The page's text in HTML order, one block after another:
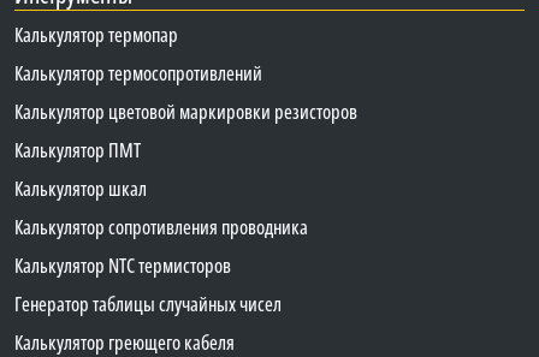
Калькулятор термопар
Калькулятор термосопротивлений
Калькулятор цветовой маркировки резисторов
Калькулятор ПМТ
Калькулятор шкал
Калькулятор сопротивления проводника
Калькулятор NTC термисторов
Генератор таблицы случайных чисел
Калькулятор греющего кабеля